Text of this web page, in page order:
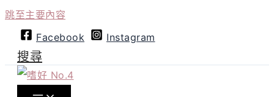
跳至主要內容
Facebook
Instagram
搜尋